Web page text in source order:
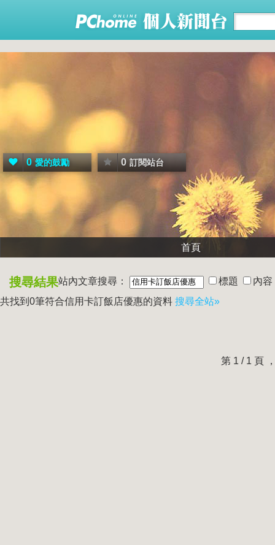
0 愛的鼓勵 0 訂閱站台
首頁
搜尋結果站內文章搜尋： 標題
內容
共找到0筆符合信用卡訂飯店優惠的資料 搜尋全站»
第 1 / 1